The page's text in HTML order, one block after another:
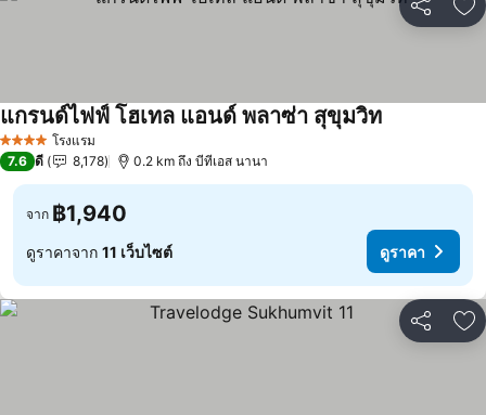
แชร์ เ
4 ดาว โรงแรม
แกรนด์ไฟฟ์ โฮเทล แอนด์ พลาซ่า สุขุมวิท
7.6 ดี 8,178 0.2 km ถึง บีทีเอส นานา
จาก ฿1,940
ดูราคาจาก 11 เว็บไซต์ ดูราคา
แชร์ เ